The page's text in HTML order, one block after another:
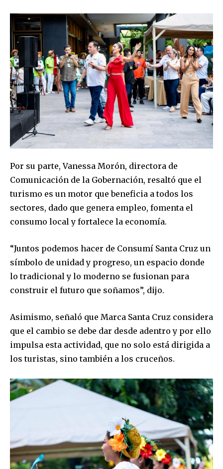
Por su parte, Vanessa Morón, directora de
Comunicación de la Gobernación, resaltó que el
turismo es un motor que beneficia a todos los
sectores, dado que genera empleo, fomenta el
consumo local y fortalece la economía.
“Juntos podemos hacer de Consumí Santa Cruz un
símbolo de unidad y progreso, un espacio donde
lo tradicional y lo moderno se fusionan para
construir el futuro que soñamos”, dijo.
Asimismo, señaló que Marca Santa Cruz considera
que el cambio se debe dar desde adentro y por ello
impulsa esta actividad, que no solo está dirigida a
los turistas, sino también a los cruceños.